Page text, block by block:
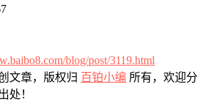
blog/post/3119.html
文章，版权归 百铂小编 所有，欢迎分
处！